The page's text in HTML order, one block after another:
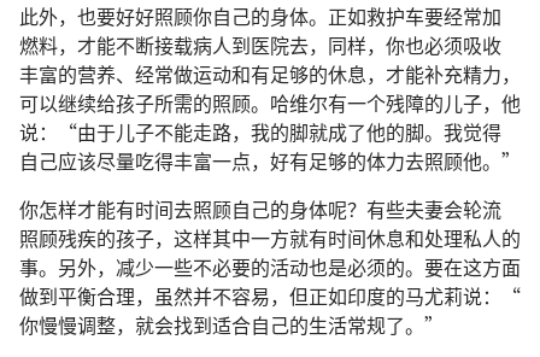
此外， 也要好好照顾你自己的身体。 正如救护车要经常加
燃料， 才能不断接载病人到医院去， 同样， 你也必须吸收
丰富的营养、 经常做运动和有足够的休息， 才能补充精力，
可以继续给孩子所需的照顾。 哈维尔有一个残障的儿子， 他
说：“由于儿子不能走路， 我的脚就成了他的脚。 我觉得
自己应该尽量吃得丰富一点， 好有足够的体力去照顾他。”
你怎样才能有时间去照顾自己的身体呢？ 有些夫妻会轮流
照顾残疾的孩子， 这样其中一方就有时间休息和处理私人的
事。 另外， 减少一些不必要的活动也是必须的。 要在这方面
做到平衡合理， 虽然并不容易， 但正如印度的马尤莉说：“
你慢慢调整， 就会找到适合自己的生活常规了。”